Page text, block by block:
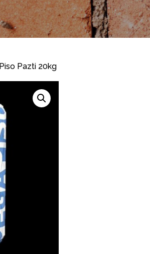
Pazti 20kg